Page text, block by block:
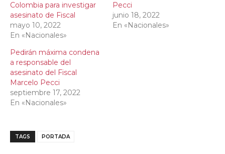
Colombia para investigar
asesinato de Fiscal
mayo 10, 2022
En «Nacionales»
Pecci
junio 18, 2022
En «Nacionales»
Pedirán máxima condena
a responsable del
asesinato del Fiscal
Marcelo Pecci
septiembre 17, 2022
En «Nacionales»
TAGS PORTADA